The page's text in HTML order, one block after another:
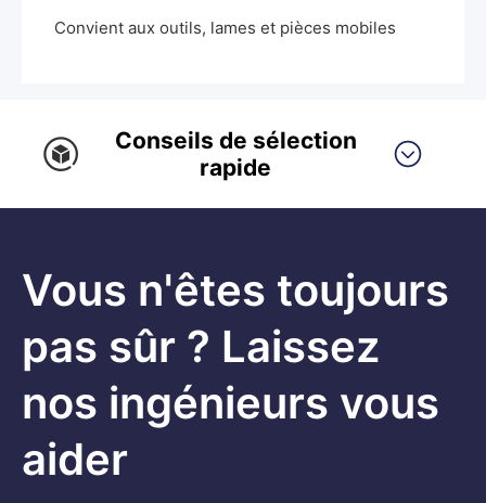
Convient aux outils, lames et pièces mobiles
Conseils de sélection
rapide
Vous n'êtes toujours
pas sûr ? Laissez
nos ingénieurs vous
aider